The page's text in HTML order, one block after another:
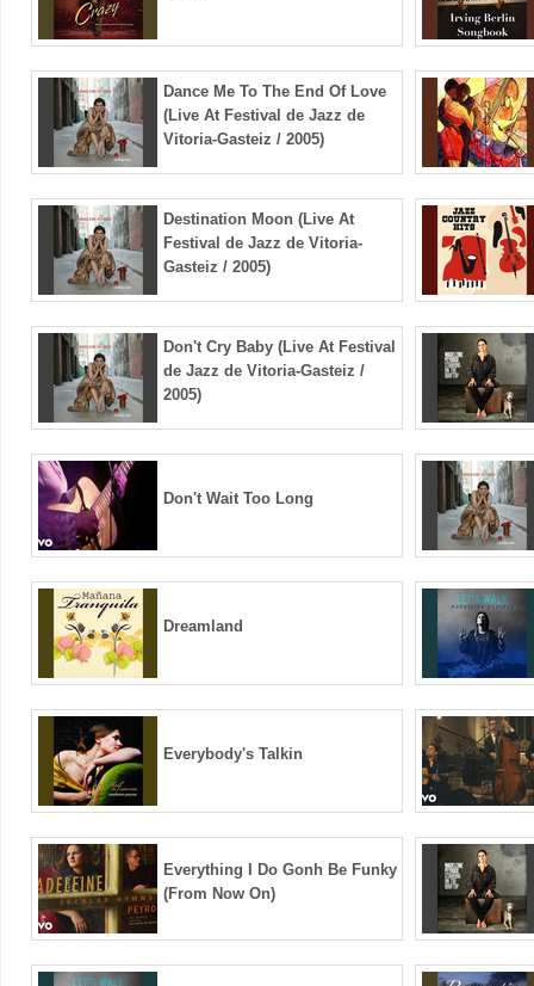
Dance Me To The End Of Love
(Live At Festival de Jazz de
Vitoria-Gasteiz / 2005)
Destination Moon (Live At
Festival de Jazz de Vitoria-
Gasteiz / 2005)
Don't Cry Baby (Live At Festival
de Jazz de Vitoria-Gasteiz /
2005)
Don't Wait Too Long
Dreamland
Everybody's Talkin
Everything I Do Gonh Be Funky
(From Now On)